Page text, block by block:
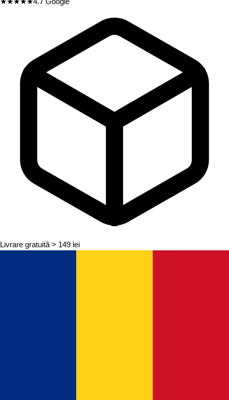
Livrare gratuită > 149 lei